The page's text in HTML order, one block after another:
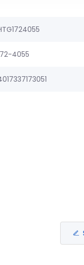
4055